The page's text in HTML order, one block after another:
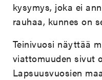
kysymys, joka ei
rauhaa, kunnes on
Teinivuosi näyttää
viattomuuden sivut
Lapsuusvuosien